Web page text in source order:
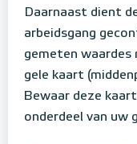
Daarnaast dient
arbeidsgang
gemeten waardes
gele kaart
Bewaar deze
onderdeel van uw